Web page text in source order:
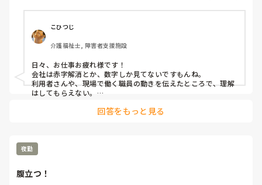
こひつじ
介護福祉士, 障害者支援施設
日々、お仕事お疲れ様です！
会社は赤字解消とか、数字しか見てないですもんね。
利用者さんや、現場で働く職員の動きを伝えたところで、理解
はしてもらえない。
ると思うんですが、そういうとこまで分かってくれてる会社に
回答をもっと見る
夜勤
腹立つ！